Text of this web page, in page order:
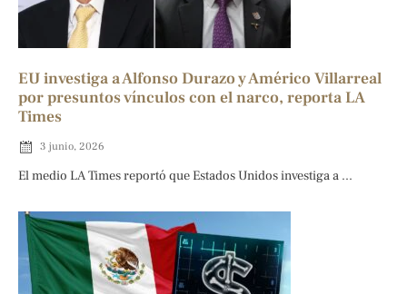
EU investiga a Alfonso Durazo y Américo Villarreal
por presuntos vínculos con el narco, reporta LA
Times
3 junio, 2026
El medio LA Times reportó que Estados Unidos investiga a ...